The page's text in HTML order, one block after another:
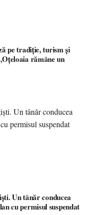
pe tradiție, turism și
Un tânăr conducea
cu permisul suspendat